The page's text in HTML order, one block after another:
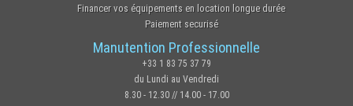
Financer vos équipements en location longue durée
Paiement securisé
Manutention Professionnelle
+33 1 83 75 37 79
du Lundi au Vendredi
8.30 - 12.30 // 14.00 - 17.00